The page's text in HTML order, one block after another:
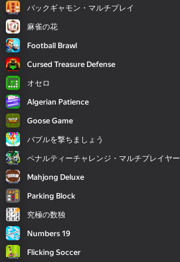
バックギャモン・マルチプレイ
麻雀の花
Football Brawl
Cursed Treasure Defense
オセロ
Algerian Patience
Goose Game
バブルを撃ちましょう
ペナルティーチャレンジ・マルチプレイヤー
Mahjong Deluxe
Parking Block
究極の数独
Numbers 19
Flicking Soccer